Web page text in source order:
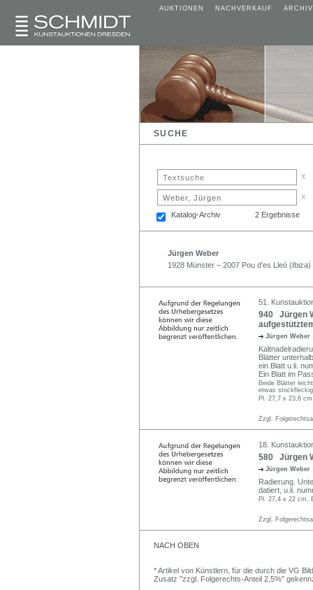
AUKTIONEN NACHVERKAUF ARCHIV
SUCHE
x
x
Katalog-Archiv 2 Ergebnisse
Jürgen Weber
1928 Münster – 2007 Pou d’es Lleó (Ibiza)
51.
940 Jürgen
Jürgen Weber
Blätter
ein Blatt u.li.
Ein Blatt im
Beide Blätter
etwas
Pl. 27,7 x 23,6
Zzgl.
18.
580 Jürgen
Jürgen Weber
Radierung.
datiert, u.li.
Pl. 27,4 x 22 cm,
Zzgl.
NACH OBEN
* Artikel von Künstlern, für die durch die VG
Zusatz "zzgl. Folgerechts-Anteil 2,5%"